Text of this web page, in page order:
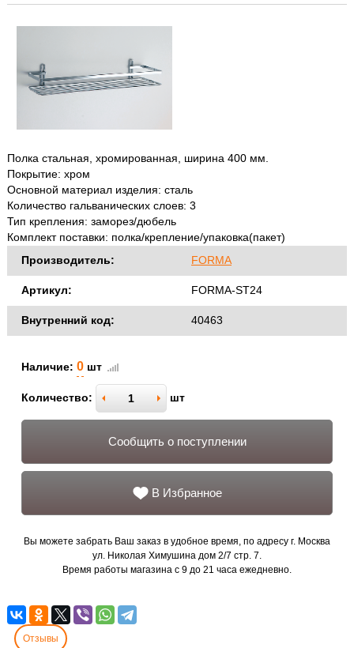
Полка стальная, хромированная, ширина 400 мм.
Покрытие: хром
Основной материал изделия: сталь
Количество гальванических слоев: 3
Тип крепления: заморез/дюбель
Комплект поставки: полка/крепление/упаковка(пакет)
Производитель:
FORMA
Артикул: FORMA-ST24
Внутренний код: 40463
Наличие: 0 шт
Количество: шт
Сообщить о поступлении
В Избранное
Вы можете забрать Ваш заказ в удобное время, по адресу г. Москва
ул. Николая Химушина дом 2/7 стр. 7.
Время работы магазина с 9 до 21 часа ежедневно.
Отзывы